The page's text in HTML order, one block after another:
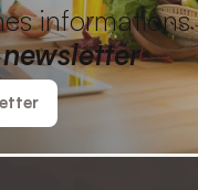
informations